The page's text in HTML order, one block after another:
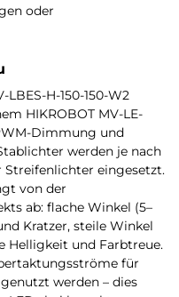
oder
H-150-150-W2
HIKROBOT MV-LE-
Dimmung und
werden je nach
Streifenlichter eingesetzt.
von der
ab: flache Winkel (5–
Kratzer, steile Winkel
Helligkeit und Farbtreue.
für
werden – dies